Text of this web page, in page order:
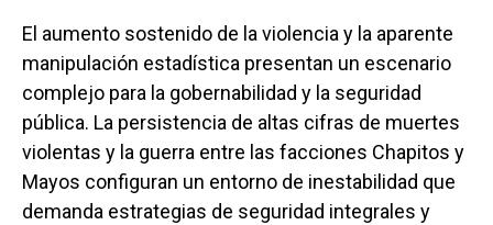
El aumento sostenido de la violencia y la aparente
manipulación estadística presentan un escenario
complejo para la gobernabilidad y la seguridad
pública. La persistencia de altas cifras de muertes
violentas y la guerra entre las facciones Chapitos y
Mayos configuran un entorno de inestabilidad que
demanda estrategias de seguridad integrales y